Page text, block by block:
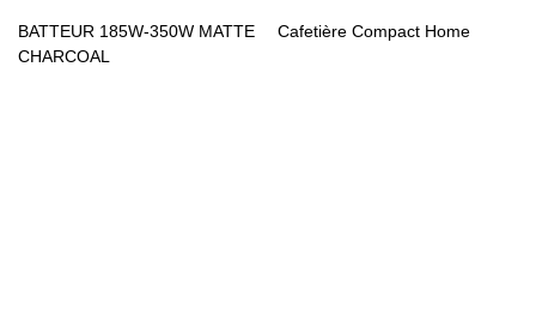
BATTEUR 185W-350W MATTE
CHARCOAL
Cafetière Compact Home